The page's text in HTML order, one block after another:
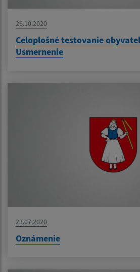
26.10.2020
Celoplošné testovanie
Usmernenie
23.07.2020
Oznámenie